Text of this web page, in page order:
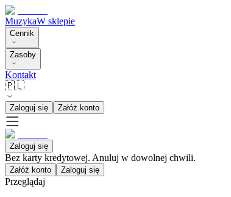
MuzykaW sklepie
Cennik
Zasoby
Kontakt
🇵🇱
Zaloguj się Załóż konto
Zaloguj się
Bez karty kredytowej. Anuluj w dowolnej chwili.
Załóż konto Zaloguj się
Przeglądaj